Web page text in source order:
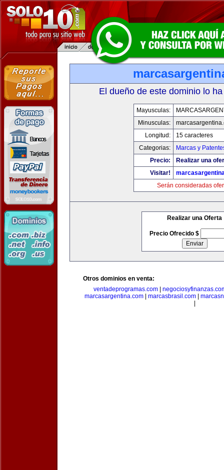
El dueño de este dominio lo
Mayusculas:
Minusculas:
Longitud:
15 caracteres
Categorias:
Marcas y
Precio:
Realizar una
Visitar!
Serán consideradas
Realizar una Oferta
Precio Ofrecido $
Otros dominios en venta:
ventadeprogramas.com|
marcasargentina.com| marcasbrasil.com|